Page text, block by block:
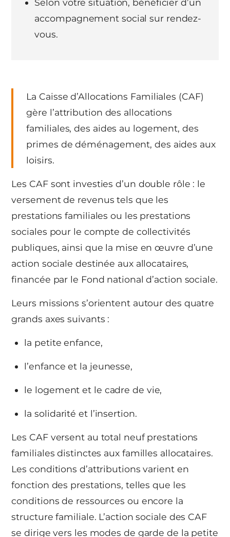
La Caisse d’Allocations Familiales (CAF)
gère l’attribution des allocations
familiales, des aides au logement, des
primes de déménagement, des aides aux
loisirs.
Les CAF sont investies d’un double rôle : le
versement de revenus tels que les
prestations familiales ou les prestations
sociales pour le compte de collectivités
publiques, ainsi que la mise en œuvre d’une
action sociale destinée aux allocataires,
financée par le Fond national d’action sociale.
Leurs missions s’orientent autour des quatre
grands axes suivants :
la petite enfance,
l’enfance et la jeunesse,
le logement et le cadre de vie,
la solidarité et l’insertion.
Les CAF versent au total neuf prestations
familiales distinctes aux familles allocataires.
Les conditions d’attributions varient en
fonction des prestations, telles que les
conditions de ressources ou encore la
structure familiale. L’action sociale des CAF
se dirige vers les modes de garde de la petite
Selon votre situation, bénéficier d’un
accompagnement social sur rendez-
vous.